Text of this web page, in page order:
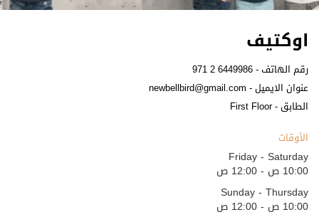
اوكتيف
رقم الهاتف -971 2 6449986
عنوان الايميل - newbellbird@gmail.com
الطابق - First Floor
الأوقات
Friday - Saturday
10:00 ص - 12:00 ص
Sunday - Thursday
10:00 ص - 12:00 ص